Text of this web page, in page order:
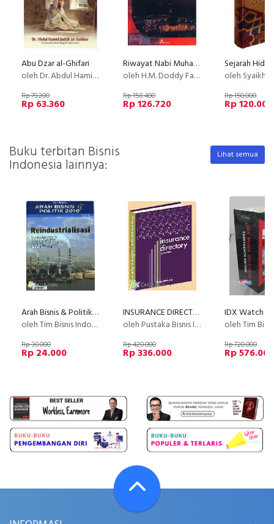
Abu Dzar al-Ghifari
oleh Dr. Abdul Hamid Judas As-sahhar
Rp 79.200
Rp 63.360
Riwayat Nabi Muhammad Saw dan Tempat-tempat Suci Agama Islam
oleh H.M. Doddy Fachrurozie, M.S.SH.
Rp 158.400
Rp 126.720
oleh Syaikh Mahmud bin
Rp 150.000
Rp 120.000
Buku terbitan Bisnis
Indonesia lainnya:
Lihat semua
Arah Bisnis & Politik 2010 : Reindustrialisasi
oleh Tim Bisnis Indonesia
Rp 30.000
Rp 24.000
INSURANCE DIRECTORY 2008-2009
oleh Pustaka Bisnis Indonesia
Rp 420.000
Rp 336.000
oleh Tim Bisnis
Rp 720.000
Rp 576.000